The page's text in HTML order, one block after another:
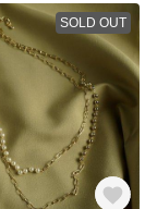
SOLD OUT